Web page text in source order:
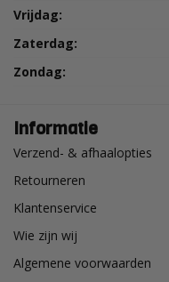
Vrijdag:
Zaterdag:
Zondag:
Informatie
Verzend- & afhaalopties
Retourneren
Klantenservice
Wie zijn wij
Algemene voorwaarden